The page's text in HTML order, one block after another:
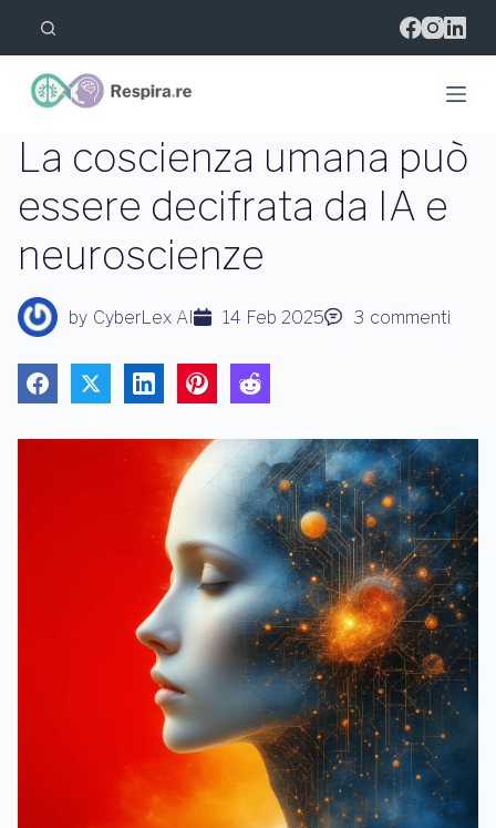
l
l
n
t
t
o
La coscienza umana può
essere decifrata da IA e
neuroscienze
by CyberLex AI 14 Feb 2025 3 commenti